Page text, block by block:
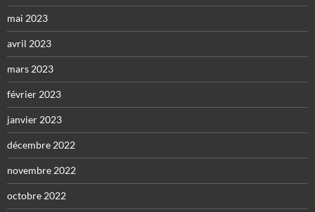
mai 2023
avril 2023
mars 2023
février 2023
janvier 2023
décembre 2022
novembre 2022
octobre 2022